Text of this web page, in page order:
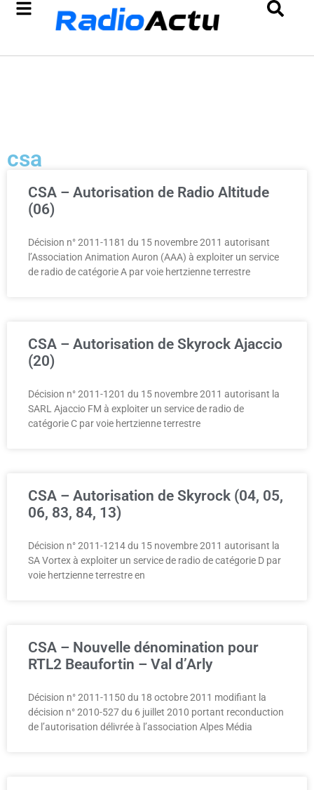
csa
CSA – Autorisation de Radio Altitude
(06)
Décision n° 2011-1181 du 15 novembre 2011 autorisant
l’Association Animation Auron (AAA) à exploiter un service
de radio de catégorie A par voie hertzienne terrestre
CSA – Autorisation de Skyrock Ajaccio
(20)
Décision n° 2011-1201 du 15 novembre 2011 autorisant la
SARL Ajaccio FM à exploiter un service de radio de
catégorie C par voie hertzienne terrestre
CSA – Autorisation de Skyrock (04, 05,
06, 83, 84, 13)
Décision n° 2011-1214 du 15 novembre 2011 autorisant la
SA Vortex à exploiter un service de radio de catégorie D par
voie hertzienne terrestre en
CSA – Nouvelle dénomination pour
RTL2 Beaufortin – Val d’Arly
Décision n° 2011-1150 du 18 octobre 2011 modifiant la
décision n° 2010-527 du 6 juillet 2010 portant reconduction
de l’autorisation délivrée à l’association Alpes Média